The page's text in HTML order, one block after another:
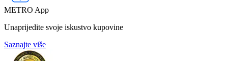
METRO App
Unaprijedite svoje iskustvo kupovine
Saznajte više